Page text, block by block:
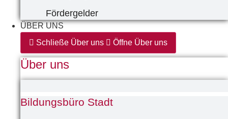
Fördergelder
ÜBER UNS
Schließe Über uns
Öffne Über uns
Über uns
Bildungsbüro Stadt